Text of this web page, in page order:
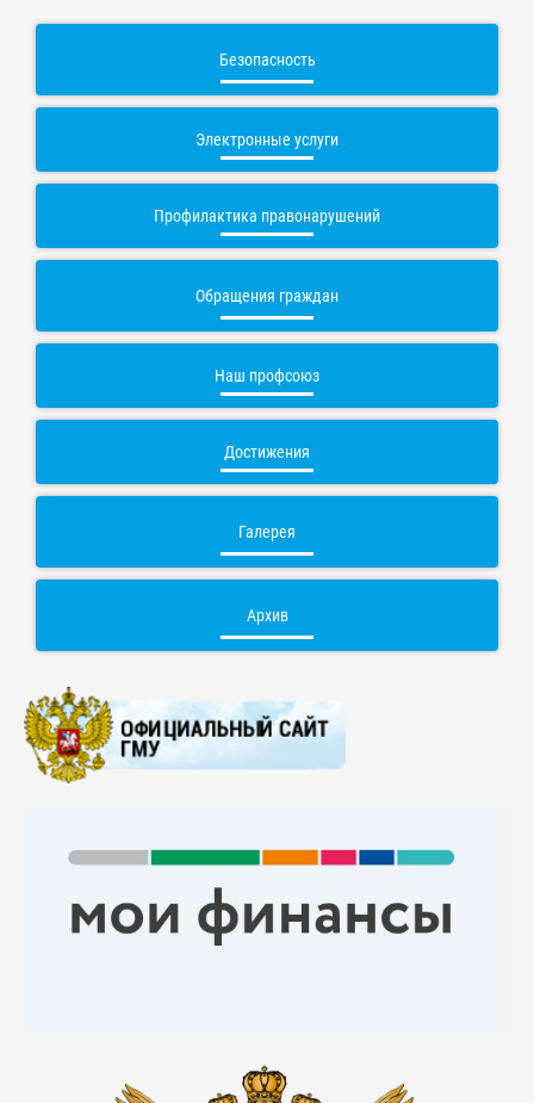
Безопасность
Электронные услуги
Профилактика правонарушений
Обращения граждан
Наш профсоюз
Достижения
Галерея
Архив